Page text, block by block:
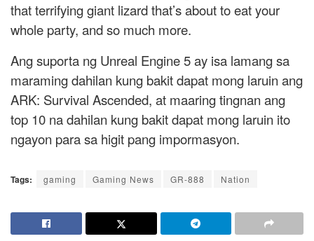
that terrifying giant lizard that’s about to eat your
whole party, and so much more.
Ang suporta ng Unreal Engine 5 ay isa lamang sa
maraming dahilan kung bakit dapat mong laruin ang
ARK: Survival Ascended, at maaring tingnan ang
top 10 na dahilan kung bakit dapat mong laruin ito
ngayon para sa higit pang impormasyon.
Tags: gaming Gaming News GR-888 Nation